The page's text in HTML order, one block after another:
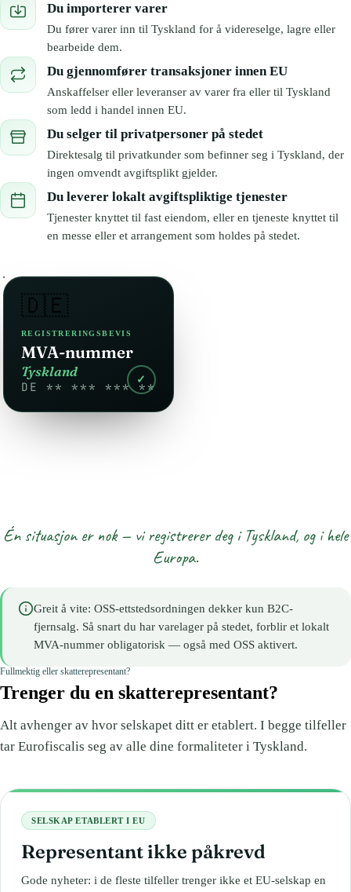
Du importerer varer
Du fører varer inn til Tyskland for å videreselge, lagre eller
bearbeide dem.
Du gjennomfører transaksjoner innen EU
Anskaffelser eller leveranser av varer fra eller til Tyskland
som ledd i handel innen EU.
Du selger til privatpersoner på stedet
Direktesalg til privatkunder som befinner seg i Tyskland, der
ingen omvendt avgiftsplikt gjelder.
Du leverer lokalt avgiftspliktige tjenester
Tjenester knyttet til fast eiendom, eller en tjeneste knyttet til
en messe eller et arrangement som holdes på stedet.
🇩🇪
REGISTRERINGSBEVIS
MVA-nummer
Tyskland
DE ** *** *** **
✓
Én situasjon er nok — vi registrerer deg i Tyskland, og i hele
Europa.
Greit å vite: OSS-ettstedsordningen dekker kun B2C-
fjernsalg. Så snart du har varelager på stedet, forblir et lokalt
MVA-nummer obligatorisk — også med OSS aktivert.
Fullmektig eller skatterepresentant?
Trenger du en skatterepresentant?
Alt avhenger av hvor selskapet ditt er etablert. I begge tilfeller
tar Eurofiscalis seg av alle dine formaliteter i Tyskland.
SELSKAP ETABLERT I EU
Representant ikke påkrevd
Gode nyheter: i de fleste tilfeller trenger ikke et EU-selskap en